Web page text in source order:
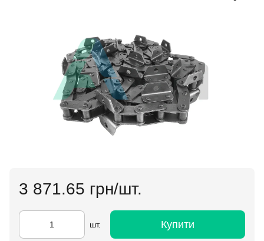
3 871.65 грн/шт.
шт. Купити